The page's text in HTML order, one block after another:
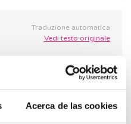
Acerca de las cookies
Traduzione automatica
Vedi testo originale
che ho perso, sono
ho perso il mio primo